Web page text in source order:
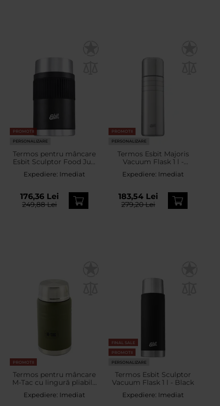
PROMOTII
PERSONALIZARE
Termos pentru mâncare
Esbit Sculptor Food Jug
Sleeve 1 l - Black
Expediere: Imediat
176,36 Lei
249,88 Lei
PROMOTII
PERSONALIZARE
Termos Esbit Majoris
Vacuum Flask 1 l -
Stainless Steel
Expediere: Imediat
183,54 Lei
279,20 Lei
PROMOTII
Termos pentru mâncare
M-Tac cu lingură pliabilă
750 ml - Olive
Expediere: Imediat
FINAL SALE
PROMOTII
PERSONALIZARE
Termos Esbit Sculptor
Vacuum Flask 1 l - Black
Expediere: Imediat